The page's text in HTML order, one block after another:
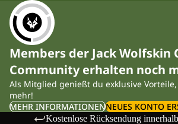
Members der Jack Wolfskin
Community erhalten noch
Als Mitglied genießt du exklusive
mehr!
MEHR INFORMATIONENNEUES KONTO
Kostenlose Rücksendung